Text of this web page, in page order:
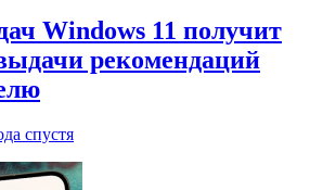
Windows 11 получит
рекомендаций
спустя